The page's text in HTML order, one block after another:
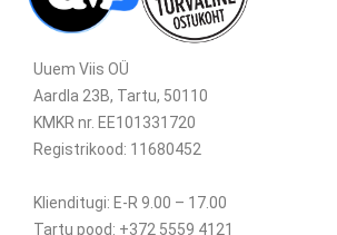
Uuem Viis OÜ
Aardla 23B, Tartu, 50110
KMKR nr. EE101331720
Registrikood: 11680452
Klienditugi: E-R 9.00 – 17.00
Tartu pood: +372 5559 4121